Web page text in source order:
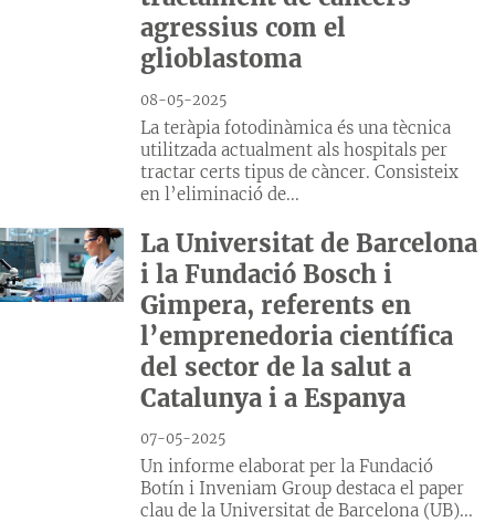
agressius com el
glioblastoma
08-05-2025
La teràpia fotodinàmica és una tècnica
utilitzada actualment als hospitals per
tractar certs tipus de càncer. Consisteix
en l’eliminació de...
La Universitat de Barcelona
i la Fundació Bosch i
Gimpera, referents en
l’emprenedoria científica
del sector de la salut a
Catalunya i a Espanya
07-05-2025
Un informe elaborat per la Fundació
Botín i Inveniam Group destaca el paper
clau de la Universitat de Barcelona (UB)...